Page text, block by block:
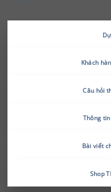
Khách
Câu hỏi
Thông
Bài viết
Shop